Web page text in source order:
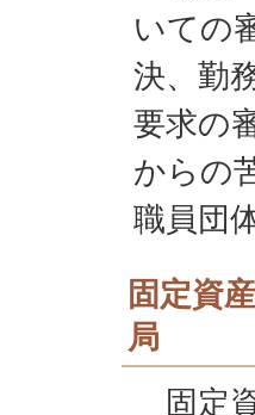
いての
決、勤
要求の
からの
職員団
固定資
局
固定